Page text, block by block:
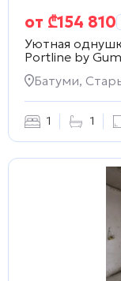
от ₾154 810
Уютная
Portline by
Батуми,
1 1